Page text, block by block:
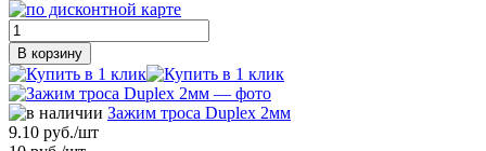
В корзину
Зажим троса Duplex 2мм
9.10 руб./шт